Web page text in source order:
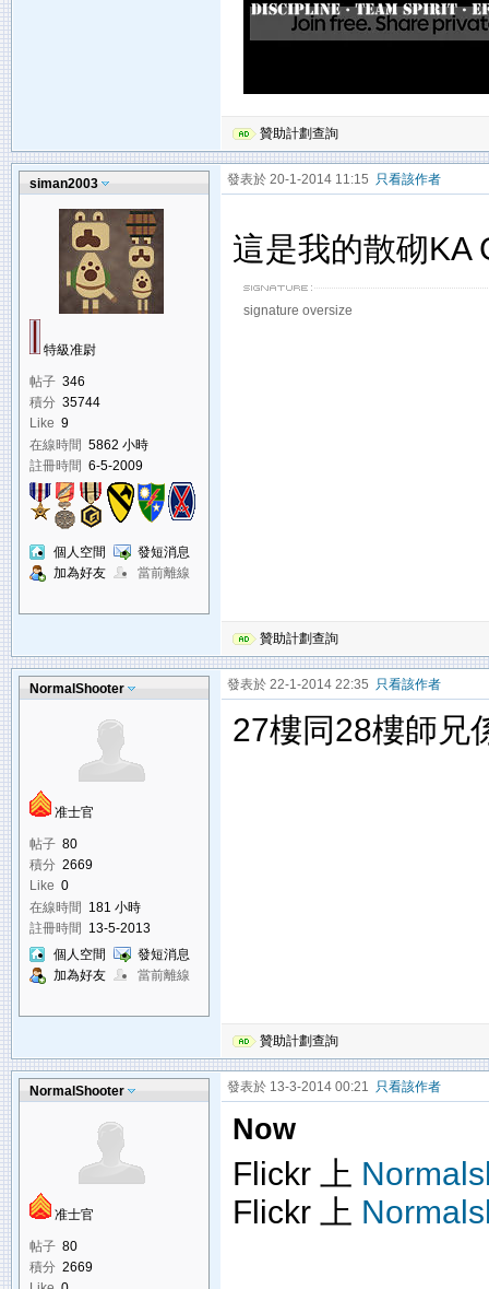
贊助計劃查詢
siman2003
特級准尉
帖子 346
積分 35744
Like 9
在線時間 5862 小時
註冊時間 6-5-2009
個人空間
發短消息
加為好友
當前離線
發表於 20-1-2014 11:15 只看該作者
這是我的散砌KA
signature oversize
贊助計劃查詢
NormalShooter
准士官
帖子 80
積分 2669
Like 0
在線時間 181 小時
註冊時間 13-5-2013
個人空間
發短消息
加為好友
當前離線
發表於 22-1-2014 22:35 只看該作者
27樓同28樓師兄
贊助計劃查詢
NormalShooter
准士官
帖子 80
積分 2669
發表於 13-3-2014 00:21 只看該作者
Now
Flickr 上
Flickr 上